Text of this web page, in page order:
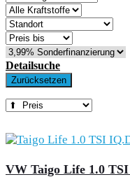
Detailsuche
Zurücksetzen
VW Taigo Life 1.0